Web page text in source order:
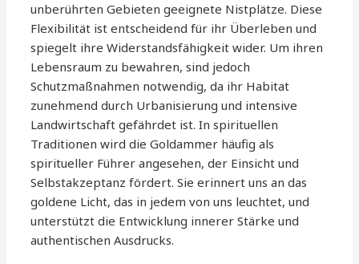
unberührten Gebieten geeignete Nistplätze. Diese
Flexibilität ist entscheidend für ihr Überleben und
spiegelt ihre Widerstandsfähigkeit wider. Um ihren
Lebensraum zu bewahren, sind jedoch
Schutzmaßnahmen notwendig, da ihr Habitat
zunehmend durch Urbanisierung und intensive
Landwirtschaft gefährdet ist. In spirituellen
Traditionen wird die Goldammer häufig als
spiritueller Führer angesehen, der Einsicht und
Selbstakzeptanz fördert. Sie erinnert uns an das
goldene Licht, das in jedem von uns leuchtet, und
unterstützt die Entwicklung innerer Stärke und
authentischen Ausdrucks.